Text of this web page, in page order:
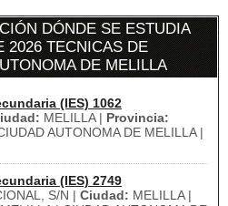
DÓNDE SE ESTUDIA
2026 TECNICAS DE
DE MELILLA
(IES) 1062
MELILLA | Provincia:
AUTONOMA DE MELILLA |
(IES) 2749
S/N | Ciudad: MELILLA |